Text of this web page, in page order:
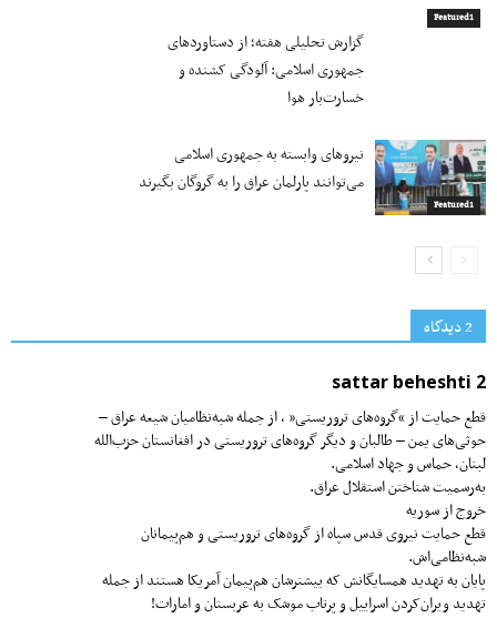
Featured1
گزارش تحلیلی هفته؛ از دستاوردهای
جمهوری اسلامی: آلودگی کشنده و
خسارت‌بار هوا
Featured1
نیروهای وابسته به جمهوری اسلامی
می‌توانند پارلمان عراق را به گروگان بگیرند
2 دیدگاه‌
sattar beheshti 2
قطع حمایت از “گروه‌های تروریستی” ، از جمله شبه‌نظامیان شیعه عراق –
حوثی‌های یمن – طالبان و دیگر گروه‌های تروریستی در افغانستان حزب‌الله
لبنان، حماس و جهاد اسلامی.
به‌رسمیت شناختن استقلال عراق.
خروج از سوریه
قطع حمایت نیروی قدس سپاه از گروه‌های تروریستی و هم‌پیمانان
شبه‌نظامی‌اش.
پایان به تهدید همسایگانش که بیشترشان هم‌پیمان آمریکا هستند از جمله
تهدید ویران‌کردن اسراییل و پرتاب موشک به عربستان و امارات!